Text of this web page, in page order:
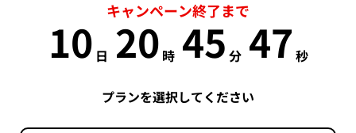
キャンペーン終了まで
10 日 20 時 45 分 46 秒
プランを選択してください